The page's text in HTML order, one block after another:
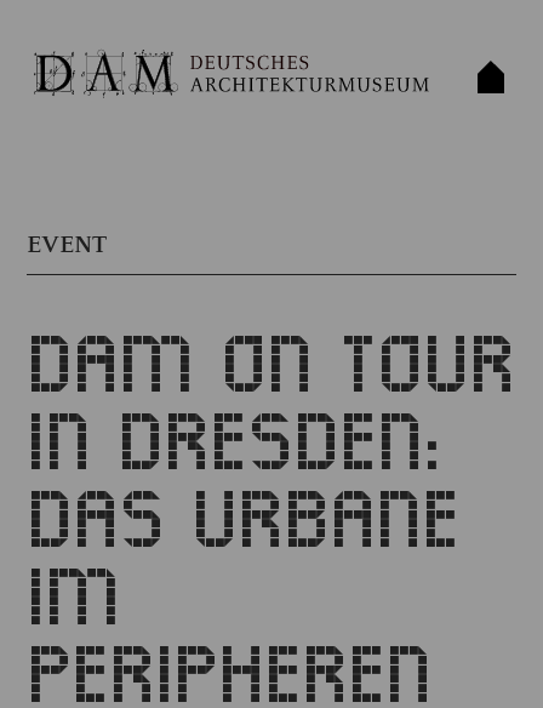
EVENT
DAM ON TOUR
IN DRESDEN:
DAS URBANE
IM
PERIPHEREN